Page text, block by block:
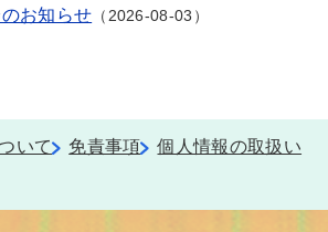
お知らせ 2026-08-03
いて 免責事項
個人情報の取扱い